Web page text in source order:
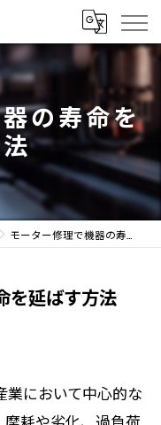
の寿命を
モーター修理で機器の寿命を延ばす方法
を延ばす方法
業において中心的な